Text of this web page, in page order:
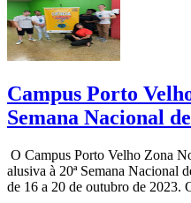
Campus Porto
Semana Nacional
O Campus Porto Velho Zona
alusiva à 20ª Semana Nacional
de 16 a 20 de outubro de 2023.